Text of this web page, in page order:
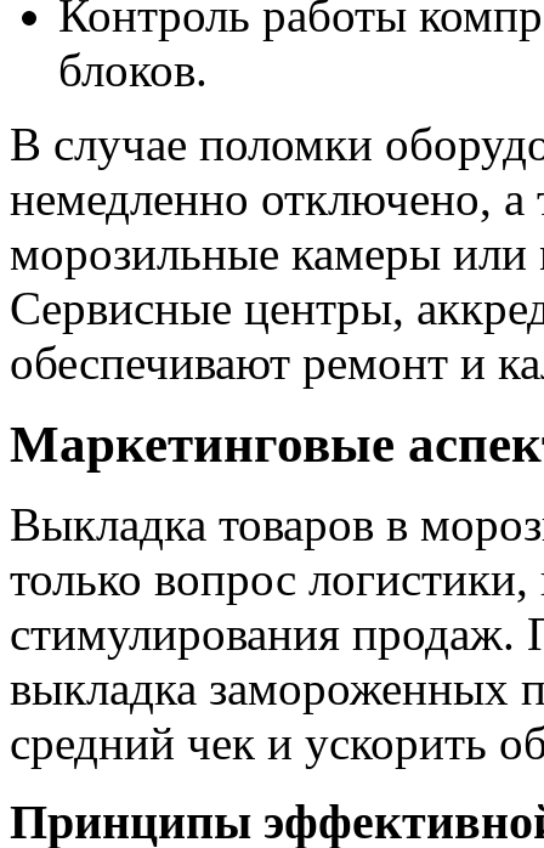
Контроль работы
блоков.
В случае поломки
немедленно отключено, а
морозильные камеры
Сервисные центры,
обеспечивают ремонт и
Маркетинговые
Выкладка товаров в
только вопрос
стимулирования продаж.
выкладка замороженных
средний чек и ускорить
Принципы